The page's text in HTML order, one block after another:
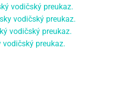
vodičský preukaz.
vodičský preukaz.
vodičský preukaz.
vodičský preukaz.